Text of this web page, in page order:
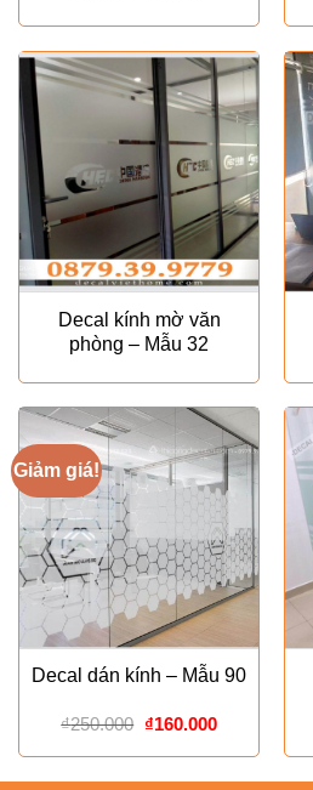
Decal kính mờ văn
phòng – Mẫu 32
Giảm giá!
Decal dán kính – Mẫu 90
₫250.000 Giá
là:
₫250.000.
₫160.000Giá
tại
là: